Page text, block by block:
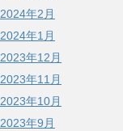
2024年2月
2024年1月
2023年12月
2023年11月
2023年10月
2023年9月